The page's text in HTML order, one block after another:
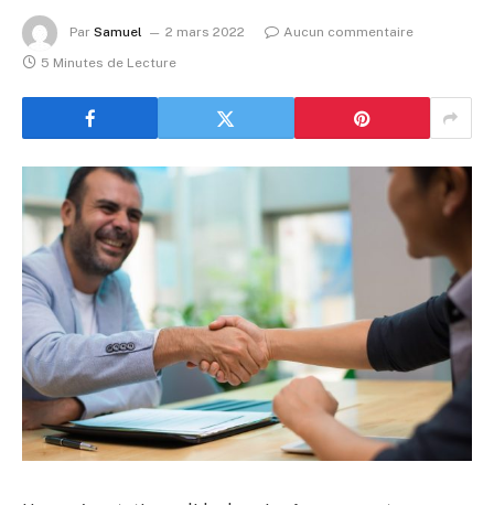
Par Samuel 2 mars 2022
Aucun commentaire
5 Minutes de Lecture